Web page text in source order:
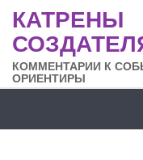
КАТРЕНЫ
КОММЕНТАРИИ К
ОРИЕНТИРЫ